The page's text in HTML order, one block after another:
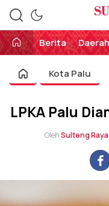
Berita
Daerah
Kota Palu
LPKA Palu
OlehSulteng Raya